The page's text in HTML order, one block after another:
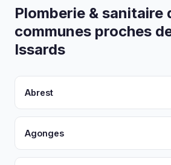
Plomberie & sanitaire
communes proches
Issards
Abrest
Agonges